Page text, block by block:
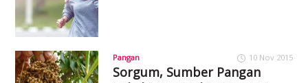
Pangan 10 Nov 2015
Sorgum, Sumber Pangan